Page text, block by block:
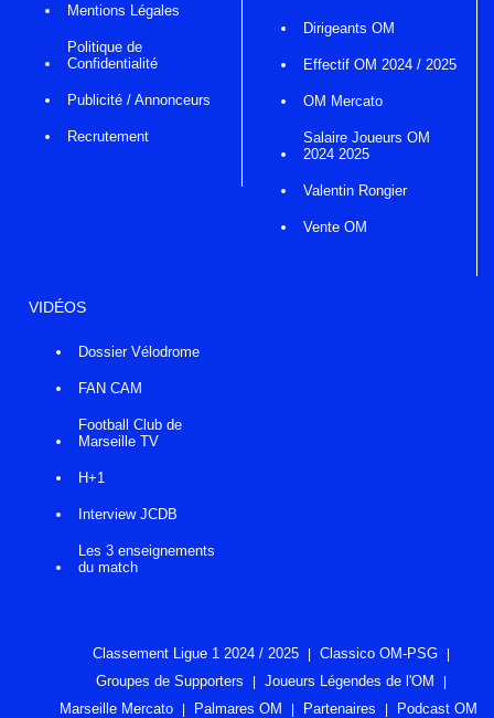
Mentions Légales
Politique de
Confidentialité
Publicité / Annonceurs
Recrutement
Dirigeants OM
Effectif OM 2024 / 2025
OM Mercato
Salaire Joueurs OM
2024 2025
Valentin Rongier
Vente OM
VIDÉOS
Dossier Vélodrome
FAN CAM
Football Club de
Marseille TV
H+1
Interview JCDB
Les 3 enseignements
du match
Classement Ligue 1 2024 / 2025
Classico OM-PSG
Groupes de Supporters
Joueurs Légendes de l'OM
Marseille Mercato
Palmares OM Partenaires Podcast OM